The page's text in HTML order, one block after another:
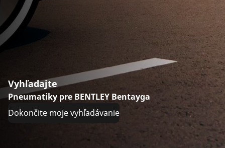
Vyhľadajte
Pneumatiky pre BENTLEY Bentayga
Dokončite moje vyhľadávanie